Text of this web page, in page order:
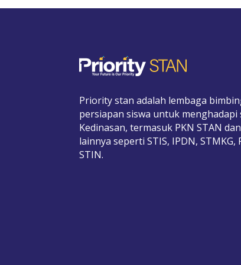
Priority stan adalah lembaga
persiapan siswa untuk menghadapi
Kedinasan, termasuk PKN STAN
lainnya seperti STIS, IPDN, STMKG,
STIN.